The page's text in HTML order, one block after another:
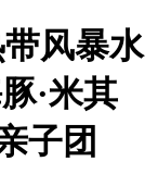
带风暴水
·米其
子团